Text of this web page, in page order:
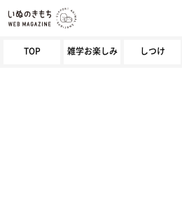
TOP 雑学お楽しみ しつけ